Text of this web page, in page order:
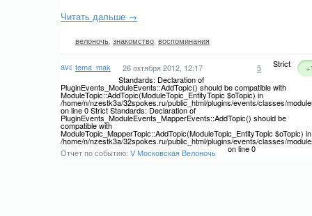
Читать дальше →
велоночь знакомство воспоминания
tema_mak 26 октября 2012, 12:17 5
Strict
Standards: Declaration of
PluginEvents_ModuleEvents::AddTopic() should be compatible with
ModuleTopic::AddTopic(ModuleTopic_EntityTopic $oTopic) in
/home/n/nzestk3a/32spokes.ru/public_html/plugins/events/classes/
on line 0 Strict Standards: Declaration of
PluginEvents_ModuleEvents_MapperEvents::AddTopic() should be
compatible with
ModuleTopic_MapperTopic::AddTopic(ModuleTopic_EntityTopic $oTopic) in
/home/n/nzestk3a/32spokes.ru/public_html/plugins/events/classes/
on line 0
Отчет по событию: V Московская Велоночь